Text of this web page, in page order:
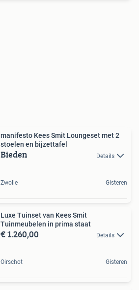
manifesto Kees Smit Loungeset met 2
stoelen en bijzettafel
Bieden Details
Zwolle Gisteren
Luxe Tuinset van Kees Smit
Tuinmeubelen in prima staat
€ 1.260,00 Details
Oirschot Gisteren